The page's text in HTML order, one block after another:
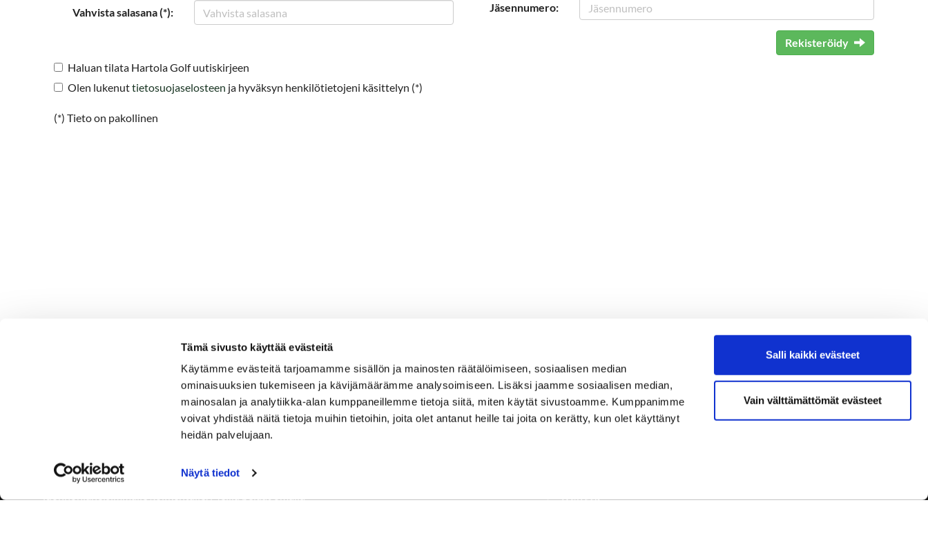
Tämä sivusto käyttää evästeitä
Käytämme evästeitä tarjoamamme sisällön ja mainosten räätälöimiseen, sosiaalisen median
ominaisuuksien tukemiseen ja kävijämäärämme analysoimiseen. Lisäksi jaamme sosiaalisen median,
mainosalan ja analytiikka-alan kumppaneillemme tietoja siitä, miten käytät sivustoamme. Kumppanimme
voivat yhdistää näitä tietoja muihin tietoihin, joita olet antanut heille tai joita on kerätty, kun olet käyttänyt
heidän palvelujaan.
Näytä tiedot
Salli kaikki evästeet
Vain välttämättömät evästeet
Vahvista salasana (*): Jäsennumero:
Rekisteröidy
Haluan tilata Hartola Golf uutiskirjeen
Olen lukenuttietosuojaselosteen ja hyväksyn henkilötietojeni käsittelyn (*)
(*) Tieto on pakollinen
Tervetuloa Hartola Golfiin, Suomen ystävällisimmälle ja
Kenttä